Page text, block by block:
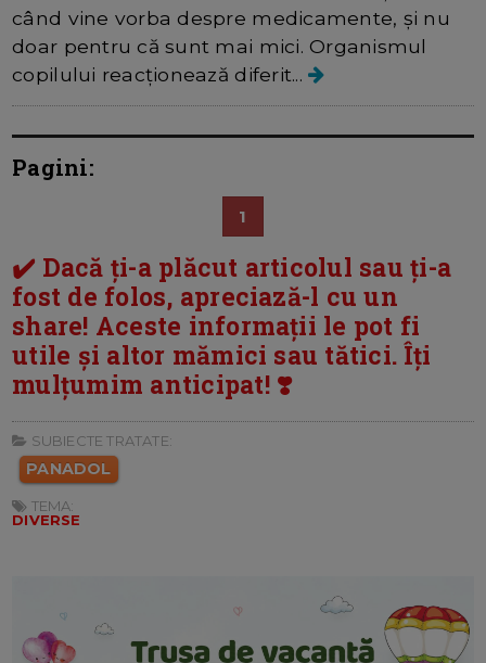
când vine vorba despre medicamente, și nu
doar pentru că sunt mai mici. Organismul
copilului reacționează diferit...
Pagini:
1
✔️ Dacă ți-a plăcut articolul sau ți-a
fost de folos, apreciază-l cu un
share! Aceste informații le pot fi
utile și altor mămici sau tătici. Îți
mulțumim anticipat! ❣️
SUBIECTE TRATATE:
PANADOL
TEMA:
DIVERSE